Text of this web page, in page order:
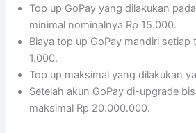
Top up GoPay yang dilakukan
minimal nominalnya Rp 15.000.
Biaya top up GoPay mandiri setiap
1.000.
Top up maksimal yang dilakukan
Setelah akun GoPay di-upgrade
maksimal Rp 20.000.000.